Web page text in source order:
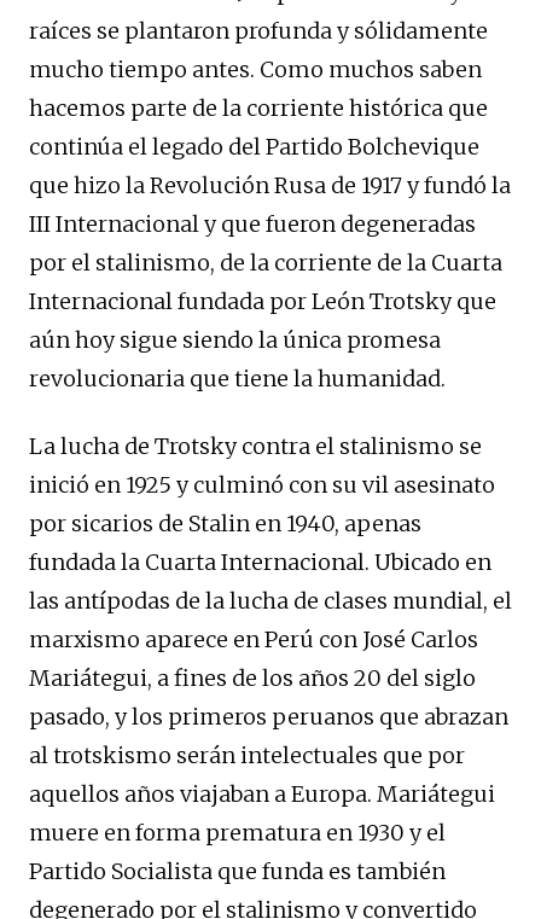
raíces se plantaron profunda y sólidamente
mucho tiempo antes. Como muchos saben
hacemos parte de la corriente histórica que
continúa el legado del Partido Bolchevique
que hizo la Revolución Rusa de 1917 y fundó la
III Internacional y que fueron degeneradas
por el stalinismo, de la corriente de la Cuarta
Internacional fundada por León Trotsky que
aún hoy sigue siendo la única promesa
revolucionaria que tiene la humanidad.
La lucha de Trotsky contra el stalinismo se
inició en 1925 y culminó con su vil asesinato
por sicarios de Stalin en 1940, apenas
fundada la Cuarta Internacional. Ubicado en
las antípodas de la lucha de clases mundial, el
marxismo aparece en Perú con José Carlos
Mariátegui, a fines de los años 20 del siglo
pasado, y los primeros peruanos que abrazan
al trotskismo serán intelectuales que por
aquellos años viajaban a Europa. Mariátegui
muere en forma prematura en 1930 y el
Partido Socialista que funda es también
degenerado por el stalinismo y convertido